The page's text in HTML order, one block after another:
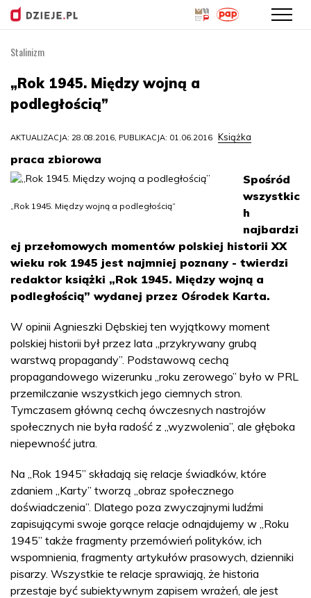
treści
Stalinizm
„Rok 1945. Między wojną a
podległością”
AKTUALIZACJA: 28.08.2016, PUBLIKACJA: 01.06.2016 Książka
praca zbiorowa
„Rok 1945. Między wojną a podległością”
Spośród
wszystkic
h
najbardzi
ej przełomowych momentów polskiej historii XX
wieku rok 1945 jest najmniej poznany - twierdzi
redaktor książki „Rok 1945. Między wojną a
podległością” wydanej przez Ośrodek Karta.
W opinii Agnieszki Dębskiej ten wyjątkowy moment
polskiej historii był przez lata „przykrywany grubą
warstwą propagandy”. Podstawową cechą
propagandowego wizerunku „roku zerowego” było w PRL
przemilczanie wszystkich jego ciemnych stron.
Tymczasem główną cechą ówczesnych nastrojów
społecznych nie była radość z „wyzwolenia”, ale głęboka
niepewność jutra.
Na „Rok 1945” składają się relacje świadków, które
zdaniem „Karty” tworzą „obraz społecznego
doświadczenia”. Dlatego poza zwyczajnymi ludźmi
zapisującymi swoje gorące relacje odnajdujemy w „Roku
1945” także fragmenty przemówień polityków, ich
wspomnienia, fragmenty artykułów prasowych, dzienniki
pisarzy. Wszystkie te relacje sprawiają, że historia
przestaje być subiektywnym zapisem wrażeń, ale jest